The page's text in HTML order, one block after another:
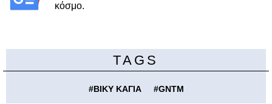
κόσμο.
TAGS
#ΒΙΚΥ ΚΑΓΙΑ #GNTM